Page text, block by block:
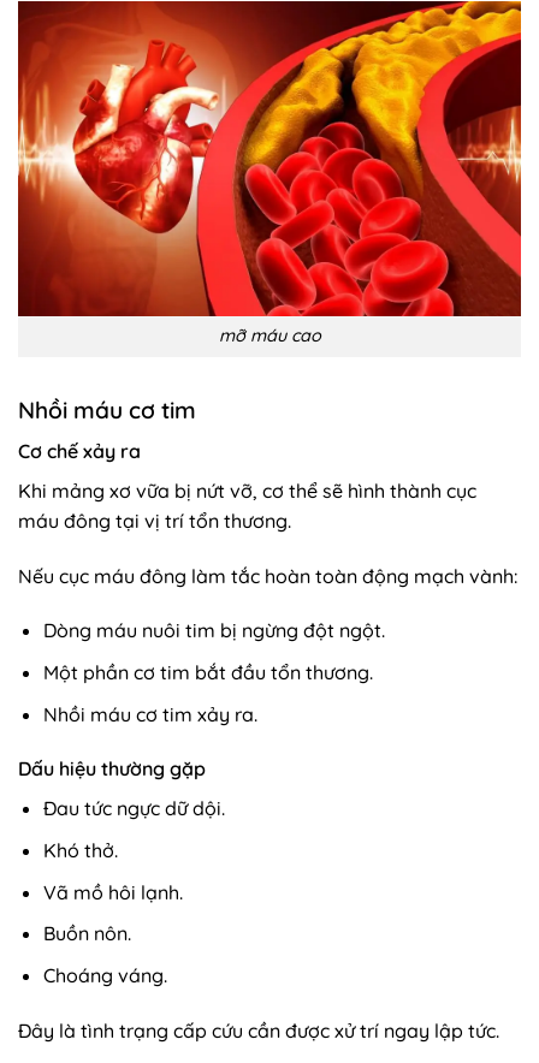
mỡ máu cao
Nhồi máu cơ tim
Cơ chế xảy ra
Khi mảng xơ vữa bị nứt vỡ, cơ thể sẽ hình thành cục
máu đông tại vị trí tổn thương.
Nếu cục máu đông làm tắc hoàn toàn động mạch vành:
Dòng máu nuôi tim bị ngừng đột ngột.
Một phần cơ tim bắt đầu tổn thương.
Nhồi máu cơ tim xảy ra.
Dấu hiệu thường gặp
Đau tức ngực dữ dội.
Khó thở.
Vã mồ hôi lạnh.
Buồn nôn.
Choáng váng.
Đây là tình trạng cấp cứu cần được xử trí ngay lập tức.